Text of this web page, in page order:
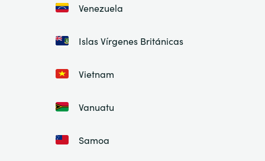
Venezuela
Islas Vírgenes Británicas
Vietnam
Vanuatu
Samoa